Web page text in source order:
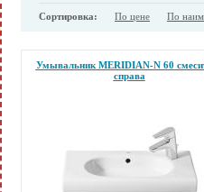
Сортировка: По цене По
Умывальник MERIDIAN-N 60
справа